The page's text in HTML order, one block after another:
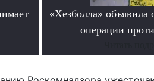
«Хезболла» объявила
операции